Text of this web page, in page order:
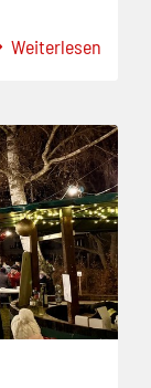
Weiterlesen